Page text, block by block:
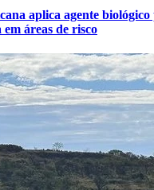
aplica agente
áreas de risco